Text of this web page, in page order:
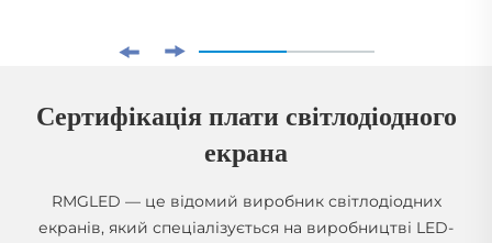
Сертифікація плати світлодіодного
екрана
RMGLED — це відомий виробник світлодіодних
екранів, який спеціалізується на виробництві LED-